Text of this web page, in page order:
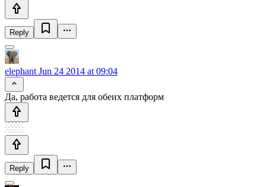
Reply
elephant Jun 24 2014 at 09:04
Да, работа ведется для обеих платформ
Reply